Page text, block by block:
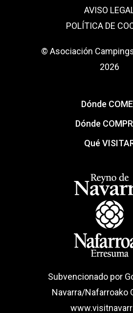
AVISO
POLÍTICA DE
© Asociación
2026
Dónde
Dónde
Qué
Subvencionado por
Navarra/Nafarroako